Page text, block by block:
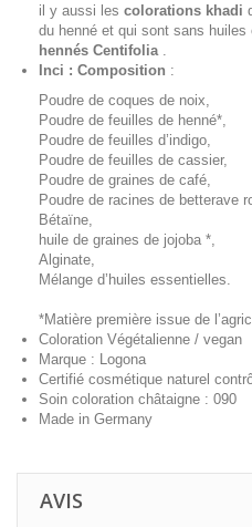
il y aussi les colorations khadi
du henné et qui sont sans
hennés Centifolia
Inci : Composition :
Poudre de coques de noix,
Poudre de feuilles de henné*,
Poudre de feuilles d’indigo,
Poudre de feuilles de cassier,
Poudre de graines de café,
Poudre de racines de betterave
Bétaïne,
huile de graines de jojoba *,
Alginate,
Mélange d’huiles essentielles.
*Matière première issue de
Coloration Végétalienne / vegan
Marque : Logona
Certifié cosmétique naturel
Soin coloration châtaigne : 090
Made in Germany
AVIS